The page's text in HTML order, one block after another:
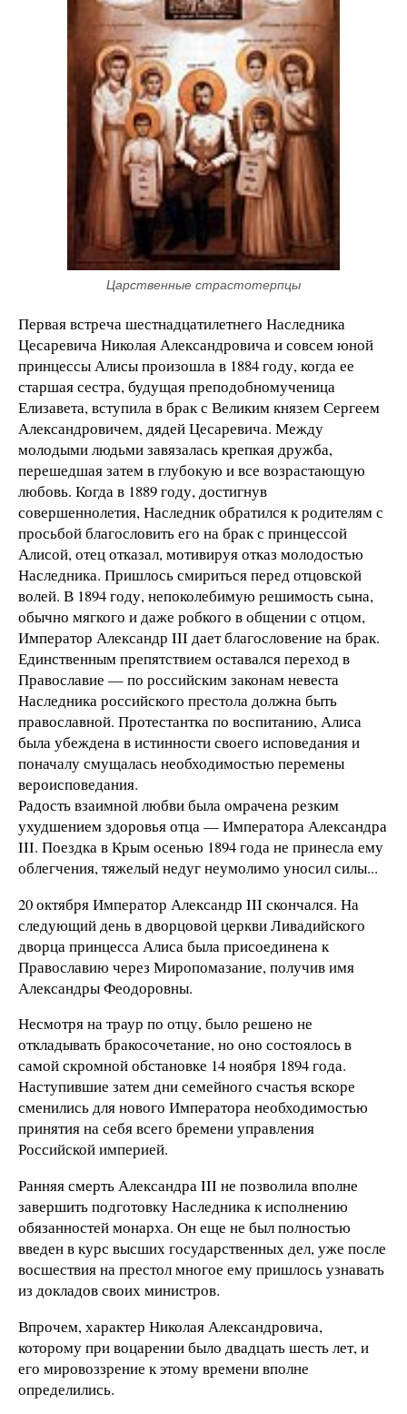
Царственные страстотерпцы
Первая встреча шестнадцатилетнего Наследника
Цесаревича Николая Александровича и совсем юной
принцессы Алисы произошла в 1884 году, когда ее
старшая сестра, будущая преподобномученица
Елизавета, вступила в брак с Великим князем Сергеем
Александровичем, дядей Цесаревича. Между
молодыми людьми завязалась крепкая дружба,
перешедшая затем в глубокую и все возрастающую
любовь. Когда в 1889 году, достигнув
совершеннолетия, Наследник обратился к родителям с
просьбой благословить его на брак с принцессой
Алисой, отец отказал, мотивируя отказ молодостью
Наследника. Пришлось смириться перед отцовской
волей. В 1894 году, непоколебимую решимость сына,
обычно мягкого и даже робкого в общении с отцом,
Император Александр III дает благословение на брак.
Единственным препятствием оставался переход в
Православие — по российским законам невеста
Наследника российского престола должна быть
православной. Протестантка по воспитанию, Алиса
была убеждена в истинности своего исповедания и
поначалу смущалась необходимостью перемены
вероисповедания.
Радость взаимной любви была омрачена резким
ухудшением здоровья отца — Императора Александра
III. Поездка в Крым осенью 1894 года не принесла ему
облегчения, тяжелый недуг неумолимо уносил силы...
20 октября Император Александр III скончался. На
следующий день в дворцовой церкви Ливадийского
дворца принцесса Алиса была присоединена к
Православию через Миропомазание, получив имя
Александры Феодоровны.
Несмотря на траур по отцу, было решено не
откладывать бракосочетание, но оно состоялось в
самой скромной обстановке 14 ноября 1894 года.
Наступившие затем дни семейного счастья вскоре
сменились для нового Императора необходимостью
принятия на себя всего бремени управления
Российской империей.
Ранняя смерть Александра III не позволила вполне
завершить подготовку Наследника к исполнению
обязанностей монарха. Он еще не был полностью
введен в курс высших государственных дел, уже после
восшествия на престол многое ему пришлось узнавать
из докладов своих министров.
Впрочем, характер Николая Александровича,
которому при воцарении было двадцать шесть лет, и
его мировоззрение к этому времени вполне
определились.